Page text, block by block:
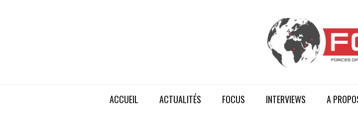
ACCUEIL ACTUALITÉS FOCUS INTERVIEWS A